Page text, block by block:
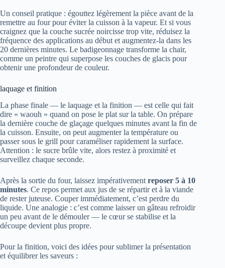
Un conseil pratique : égouttez légèrement la pièce avant de la
remettre au four pour éviter la cuisson à la vapeur. Et si vous
craignez que la couche sucrée noircisse trop vite, réduisez la
fréquence des applications au début et augmentez-la dans les
20 dernières minutes. Le badigeonnage transforme la chair,
comme un peintre qui superpose les couches de glacis pour
obtenir une profondeur de couleur.
laquage et finition
La phase finale — le laquage et la finition — est celle qui fait
dire « waouh » quand on pose le plat sur la table. On prépare
la dernière couche de glaçage quelques minutes avant la fin de
la cuisson. Ensuite, on peut augmenter la température ou
passer sous le grill pour caraméliser rapidement la surface.
Attention : le sucre brûle vite, alors restez à proximité et
surveillez chaque seconde.
Après la sortie du four, laissez impérativement reposer 5 à 10
minutes. Ce repos permet aux jus de se répartir et à la viande
de rester juteuse. Couper immédiatement, c’est perdre du
liquide. Une analogie : c’est comme laisser un gâteau refroidir
un peu avant de le démouler — le cœur se stabilise et la
découpe devient plus propre.
Pour la finition, voici des idées pour sublimer la présentation
et équilibrer les saveurs :